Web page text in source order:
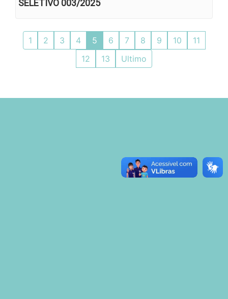
SELETIVO 003/2025
1 2 3 4 5 6 7 8 9 10
11
12
13 Ultimo